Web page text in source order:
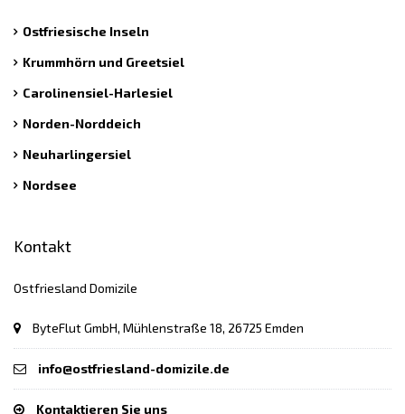
Ostfriesische Inseln
Krummhörn und Greetsiel
Carolinensiel-Harlesiel
Norden-Norddeich
Neuharlingersiel
Nordsee
Kontakt
Ostfriesland Domizile
ByteFlut GmbH, Mühlenstraße 18, 26725 Emden
info@ostfriesland-domizile.de
Kontaktieren Sie uns